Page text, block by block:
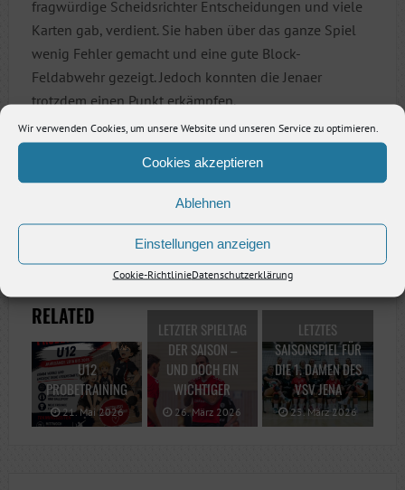
Wir verwenden Cookies, um unsere Website und unseren Service zu optimieren.
Cookies akzeptieren
Ablehnen
Einstellungen anzeigen
Cookie-RichtlinieDatenschutzerklärung
fragwürdige Scheidsrichter Entscheidungen und viele
Karten gab, verdient. Sie haben über das ganze Spiel
wenig Fehler gemacht und eine gute Block-
Feldabwehr gezeigt. Jedoch konnten die Jenaer
trotzdem einen Punkt erkämpfen.
Vorheriger Artikel
RELATED
U12
PROBETRAINING
21. Mai 2026
LETZTER SPIELTAG
DER SAISON –
UND DOCH EIN
WICHTIGER
26. März 2026
LETZTES
SAISONSPIEL FÜR
DIE 1. DAMEN DES
VSV JENA
25. März 2026